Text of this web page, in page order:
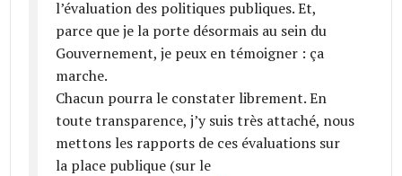
l’évaluation des politiques publiques. Et,
parce que je la porte désormais au sein du
Gouvernement, je peux en témoigner : ça
marche.
Chacun pourra le constater librement. En
toute transparence, j’y suis très attaché, nous
mettons les rapports de ces évaluations sur
la place publique (sur le